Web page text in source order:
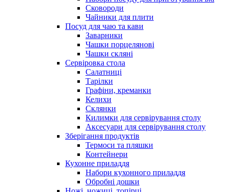
Сковороди
Чайники для плити
Посуд для чаю та кави
Заварники
Чашки порцелянові
Чашки скляні
Сервіровка стола
Салатниці
Тарілки
Графіни, креманки
Келихи
Склянки
Килимки для сервірування столу
Аксесуари для сервірування столу
Зберігання продуктів
Термоси та пляшки
Контейнери
Кухонне приладдя
Набори кухонного приладдя
Обробні дошки